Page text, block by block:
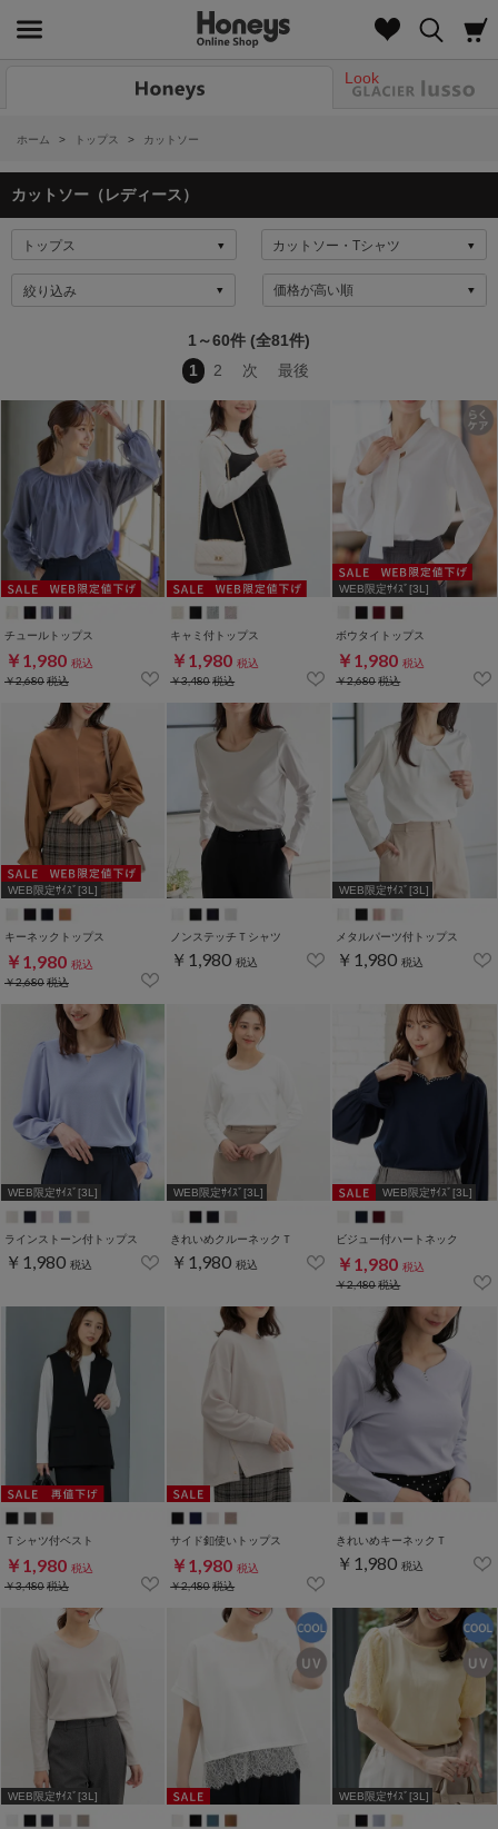
Look
ホーム > トップス > カットソー
カットソー（レディース）
絞り込み
1～60件 (全81件)
1
2 次 最後
チュールトップス
￥1,980 税込
￥2,680税込
キャミ付トップス
￥1,980 税込
￥3,480税込
WEB限定ｻｲｽﾞ[3L]
ボウタイトップス
￥1,980 税込
￥2,680税込
WEB限定ｻｲｽﾞ[3L]
キーネックトップス
￥1,980 税込
￥2,680税込
ノンステッチＴシャツ
￥1,980 税込
WEB限定ｻｲｽﾞ[3L]
メタルパーツ付トップス
￥1,980 税込
WEB限定ｻｲｽﾞ[3L]
ラインストーン付トップス
￥1,980 税込
WEB限定ｻｲｽﾞ[3L]
きれいめクルーネックＴ
￥1,980 税込
WEB限定ｻｲｽﾞ[3L]
ビジュー付ハートネック
￥1,980 税込
￥2,480税込
Ｔシャツ付ベスト
￥1,980 税込
￥3,480税込
サイド釦使いトップス
￥1,980 税込
￥2,480税込
きれいめキーネックＴ
￥1,980 税込
WEB限定ｻｲｽﾞ[3L] WEB限定ｻｲｽﾞ[3L]